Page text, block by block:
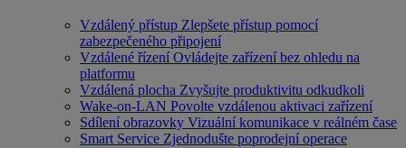
Vzdálený přístup Zlepšete přístup pomocí
zabezpečeného připojení
Vzdálené řízení Ovládejte zařízení bez ohledu na
platformu
Vzdálená plocha Zvyšujte produktivitu odkudkoli
Wake-on-LAN Povolte vzdálenou aktivaci zařízení
Sdílení obrazovky Vizuální komunikace v reálném čase
Smart Service Zjednodušte poprodejní operace